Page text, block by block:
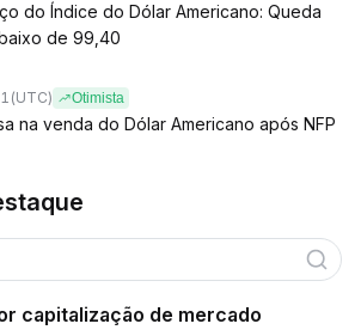
do Índice do Dólar Americano: Queda
de 99,40
(UTC) Otimista
na venda do Dólar Americano após NFP
capitalização de mercado